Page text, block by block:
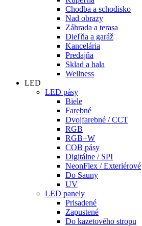
Chodba a schodisko
Nad obrazy
Záhrada a terasa
Dieľňa a garáž
Kancelária
Predajňa
Sklad a hala
Wellness
LED
LED pásy
Biele
Farebné
Dvojfarebné / CCT
RGB
RGB+W
COB pásy
Digitálne / SPI
NeonFlex / Exteriérové
Do Sauny
UV
LED panely
Prisadené
Zapustené
Do kazetového stropu